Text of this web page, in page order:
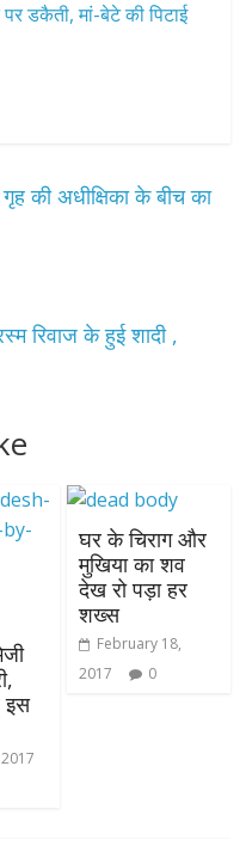
डकैती, मां-बेटे की पिटाई
की अधीक्षिका के बीच का
रिवाज के हुई शादी ,
इस
घर के चिराग और
मुखिया का शव
देख रो पड़ा हर
शख्स
February 18,
2017
0